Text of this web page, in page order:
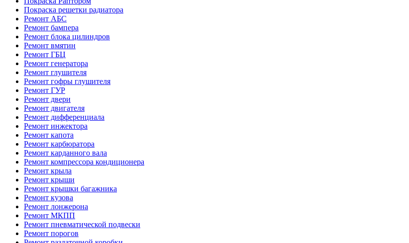
Покраска решетки радиатора
Ремонт АБС
Ремонт бампера
Ремонт блока цилиндров
Ремонт вмятин
Ремонт ГБЦ
Ремонт генератора
Ремонт глушителя
Ремонт гофры глушителя
Ремонт ГУР
Ремонт двери
Ремонт двигателя
Ремонт дифференциала
Ремонт инжектора
Ремонт капота
Ремонт карбюратора
Ремонт карданного вала
Ремонт компрессора кондиционера
Ремонт крыла
Ремонт крыши
Ремонт крышки багажника
Ремонт кузова
Ремонт лонжерона
Ремонт МКПП
Ремонт пневматической подвески
Ремонт порогов